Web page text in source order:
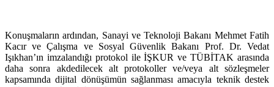
Konuşmaların ardından, Sanayi ve Teknoloji Bakanı Mehmet Fatih
Kacır ve Çalışma ve Sosyal Güvenlik Bakanı Prof. Dr. Vedat
Işıkhan’ın imzalandığı protokol ile İŞKUR ve TÜBİTAK arasında
daha sonra akdedilecek alt protokoller ve/veya alt sözleşmeler
kapsamında dijital dönüşümün sağlanması amacıyla teknik destek